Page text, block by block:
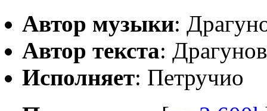
Автор музыки:
Автор текста:
Исполняет: Петручио